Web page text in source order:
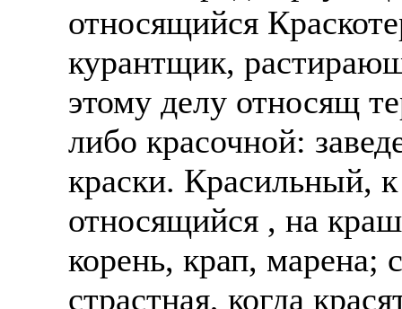
относящийся
курантщик,
этому делу относящ
либо красочной:
краски. Красильный,
относящийся , на
корень, крап, марена;
страстная, когда